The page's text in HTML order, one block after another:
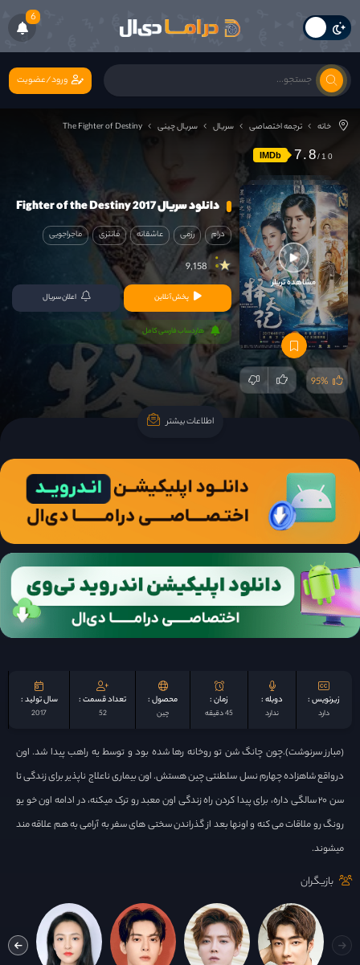
6
ورود/عضویت
خانه ترجمه اختصاصی سریال سریال چینی The Fighter of Destiny
IMDb 7.8
مشاهده تریلر
95%
دانلود سریال Fighter of the Destiny 2017
درام رزمی عاشقانه فانتزی ماجراجویی
9,158
پخش آنلاین اعلان سریال
هاردساب فارسی کامل
اطلاعات بیشتر
زیرنویس :
دارد
دوبله :
ندارد
زمان :
45 دقیقه
محصول :
چين
تعداد قسمت :
52
سال تولید :
2017
(مبارز سرنوشت).چون چانگ شن تو روخانه رها شده بود و توسط یه راهب پیدا شد. اون
درواقع شاهزاده چهارم نسل سلطنتی چین هستش. اون بیماری ناعلاج ناپذیر برای زندگی تا
سن ۲۰ سالگی داره، برای پیدا کردن راه زندگی اون معبد رو ترک میکنه، در ادامه اون خو یو
رونگ رو ملاقات می کنه و اونها بعد از گذراندن سختی های سفر به آرامی به هم علاقه مند
میشوند.
بازیگران